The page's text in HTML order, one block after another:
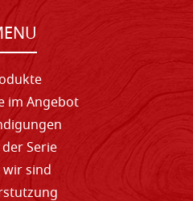
im Angebot
Serie
sind